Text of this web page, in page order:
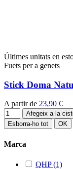
Últimes unitats en
Fuets per a genets
Stick Doma
A partir de 23,90 €
Afegeix a la
Esborra-ho tot
OK
Marca
QHP(1)